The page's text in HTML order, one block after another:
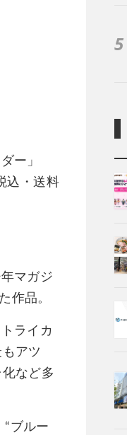
ー」
込・送料
マガジ
作品。
ライカ
アツ
など多
ブルー